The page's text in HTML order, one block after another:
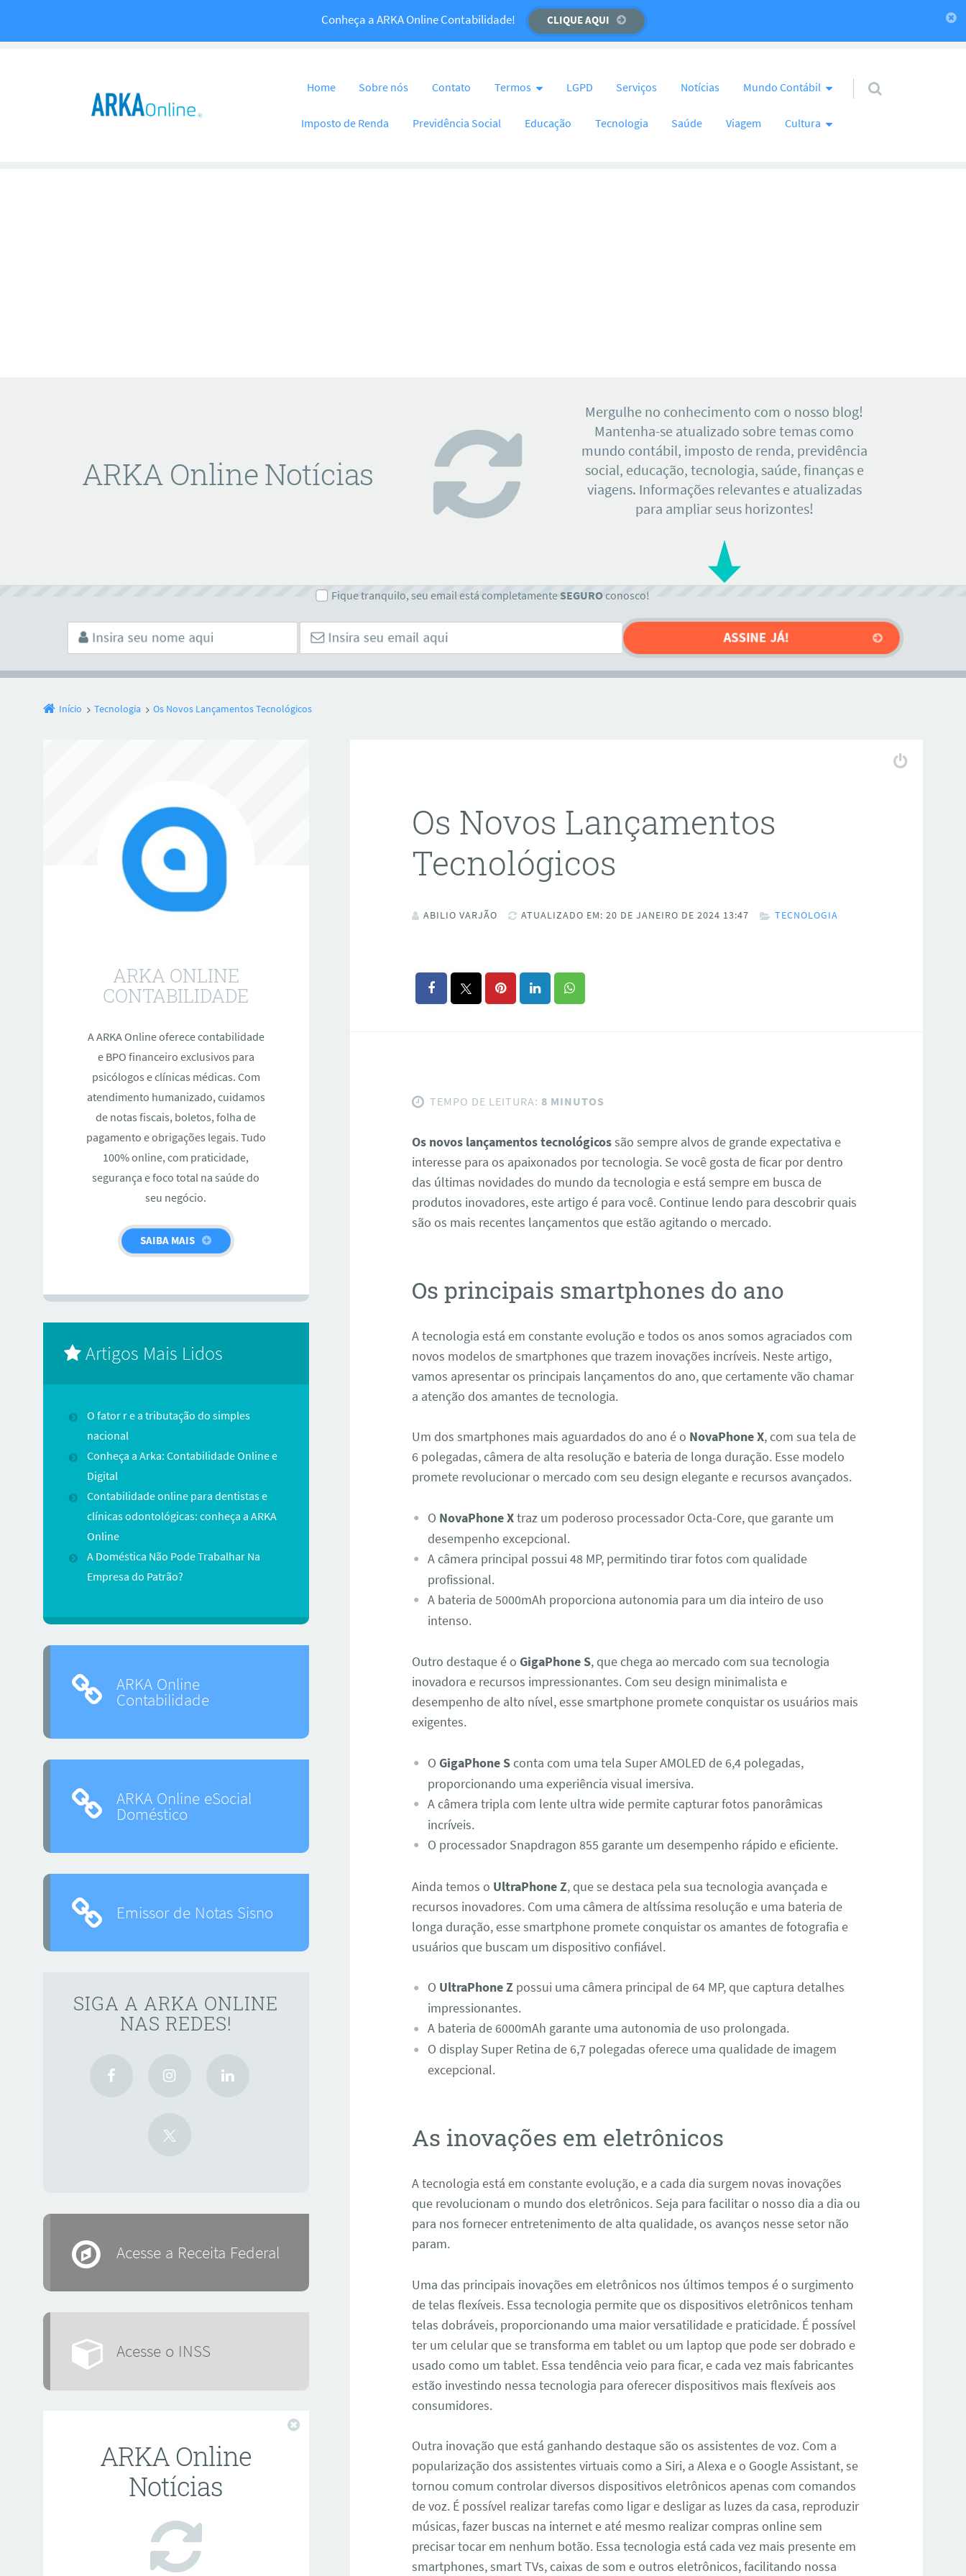
Temos um recado importante para você! CLIQUE AQUI
Conheça a ARKA Online Contabilidade! CLIQUE AQUI
Home Sobre nós Contato Termos LGPD Serviços Notícias Mundo Contábil
Imposto de Renda Previdência Social Educação Tecnologia Saúde Viagem Cultura
ARKA Online Notícias
Mergulhe no conhecimento com o nosso blog!
Mantenha-se atualizado sobre temas como
mundo contábil, imposto de renda, previdência
social, educação, tecnologia, saúde, finanças e
viagens. Informações relevantes e atualizadas
para ampliar seus horizontes!
Fique tranquilo, seu email está completamente SEGUROconosco!
Início Tecnologia Os Novos Lançamentos Tecnológicos
Os Novos Lançamentos
Tecnológicos
ABILIO VARJÃO ATUALIZADO EM: 20 DE JANEIRO DE 2024 13:47 TECNOLOGIA
TEMPO DE LEITURA: 8 MINUTOS
Os novos lançamentos tecnológicossão sempre alvos de grande expectativa e
interesse para os apaixonados por tecnologia. Se você gosta de ficar por dentro
das últimas novidades do mundo da tecnologia e está sempre em busca de
produtos inovadores, este artigo é para você. Continue lendo para descobrir quais
são os mais recentes lançamentos que estão agitando o mercado.
Os principais smartphones do ano
A tecnologia está em constante evolução e todos os anos somos agraciados com
novos modelos de smartphones que trazem inovações incríveis. Neste artigo,
vamos apresentar os principais lançamentos do ano, que certamente vão chamar
a atenção dos amantes de tecnologia.
Um dos smartphones mais aguardados do ano é o NovaPhone X, com sua tela de
6 polegadas, câmera de alta resolução e bateria de longa duração. Esse modelo
promete revolucionar o mercado com seu design elegante e recursos avançados.
O NovaPhone Xtraz um poderoso processador Octa-Core, que garante um
desempenho excepcional.
A câmera principal possui 48 MP, permitindo tirar fotos com qualidade
profissional.
A bateria de 5000mAh proporciona autonomia para um dia inteiro de uso
intenso.
Outro destaque é oGigaPhone S, que chega ao mercado com sua tecnologia
inovadora e recursos impressionantes. Com seu design minimalista e
desempenho de alto nível, esse smartphone promete conquistar os usuários mais
exigentes.
O GigaPhone Sconta com uma tela Super AMOLED de 6,4 polegadas,
proporcionando uma experiência visual imersiva.
A câmera tripla com lente ultra wide permite capturar fotos panorâmicas
incríveis.
O processador Snapdragon 855 garante um desempenho rápido e eficiente.
Ainda temos o UltraPhone Z, que se destaca pela sua tecnologia avançada e
recursos inovadores. Com uma câmera de altíssima resolução e uma bateria de
longa duração, esse smartphone promete conquistar os amantes de fotografia e
usuários que buscam um dispositivo confiável.
O UltraPhone Zpossui uma câmera principal de 64 MP, que captura detalhes
impressionantes.
A bateria de 6000mAh garante uma autonomia de uso prolongada.
O display Super Retina de 6,7 polegadas oferece uma qualidade de imagem
excepcional.
As inovações em eletrônicos
A tecnologia está em constante evolução, e a cada dia surgem novas inovações
que revolucionam o mundo dos eletrônicos. Seja para facilitar o nosso dia a dia ou
para nos fornecer entretenimento de alta qualidade, os avanços nesse setor não
param.
Uma das principais inovações em eletrônicos nos últimos tempos é o surgimento
de telas flexíveis. Essa tecnologia permite que os dispositivos eletrônicos tenham
telas dobráveis, proporcionando uma maior versatilidade e praticidade. É possível
ter um celular que se transforma em tablet ou um laptop que pode ser dobrado e
usado como um tablet. Essa tendência veio para ficar, e cada vez mais fabricantes
estão investindo nessa tecnologia para oferecer dispositivos mais flexíveis aos
consumidores.
Outra inovação que está ganhando destaque são os assistentes de voz. Com a
popularização dos assistentes virtuais como a Siri, a Alexa e o Google Assistant, se
tornou comum controlar diversos dispositivos eletrônicos apenas com comandos
de voz. É possível realizar tarefas como ligar e desligar as luzes da casa, reproduzir
músicas, fazer buscas na internet e até mesmo realizar compras online sem
precisar tocar em nenhum botão. Essa tecnologia está cada vez mais presente em
smartphones, smart TVs, caixas de som e outros eletrônicos, facilitando nossa
ARKA ONLINE
CONTABILIDADE
A ARKA Online oferece contabilidade
e BPO financeiro exclusivos para
psicólogos e clínicas médicas. Com
atendimento humanizado, cuidamos
de notas fiscais, boletos, folha de
pagamento e obrigações legais. Tudo
100% online, com praticidade,
segurança e foco total na saúde do
seu negócio.
SAIBA MAIS
Artigos Mais Lidos
O fator r e a tributação do simples
nacional
Conheça a Arka: Contabilidade Online e
Digital
Contabilidade online para dentistas e
clínicas odontológicas: conheça a ARKA
Online
A Doméstica Não Pode Trabalhar Na
Empresa do Patrão?
ARKA Online
Contabilidade
ARKA Online eSocial
Doméstico
Emissor de Notas Sisno
SIGA A ARKA ONLINE
NAS REDES!
Acesse a Receita Federal
Acesse o INSS
ARKA Online
Notícias